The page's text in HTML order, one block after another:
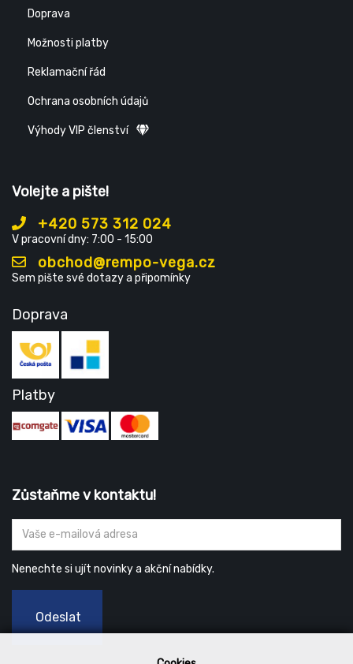
Doprava
Možnosti platby
Reklamační řád
Ochrana osobních údajů
Výhody VIP členství
Volejte a pište!
+420 573 312 024
V pracovní dny: 7:00 - 15:00
obchod@rempo-vega.cz
Sem pište své dotazy a připomínky
Doprava
Platby
Zůstaňme v kontaktu!
Nenechte si ujít novinky a akční nabídky.
Odeslat